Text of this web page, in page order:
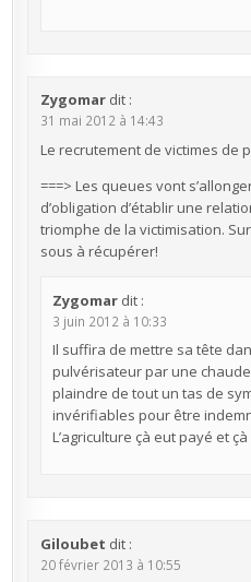
Zygomar dit :
31 mai 2012 à 14:43
Le recrutement de victimes
===> Les queues vont
d’obligation d’établir une
triomphe de la victimisation.
sous à récupérer!
Zygomar dit :
3 juin 2012 à 10:33
Il suffira de mettre sa tête
pulvérisateur par une
plaindre de tout un tas de
invérifiables pour être
L’agriculture çà eut payé et
Giloubet dit :
20 février 2013 à 10:55